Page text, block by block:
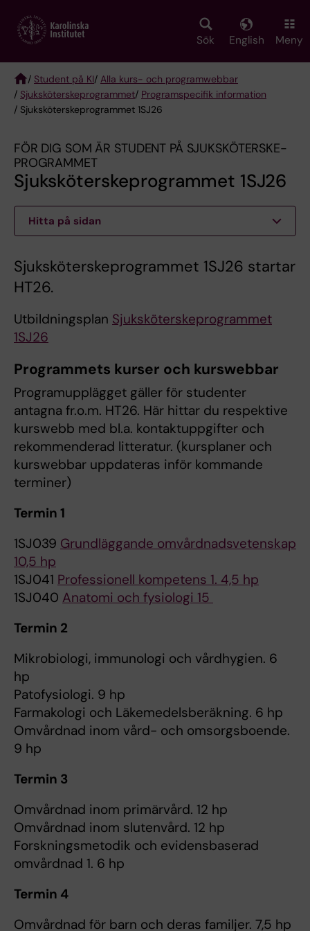
main
Sök English Meny
Breadcrumb
/ Student på KI/ Alla kurs- och programwebbar
/ Sjuksköterske­programmet/ Programspecifik information
/ Sjuksköterskeprogrammet 1SJ26
FÖR DIG SOM ÄR STUDENT PÅ SJUKSKÖTERSKE­
PROGRAMMET
Sjuksköterskeprogrammet 1SJ26
Hitta på sidan
Sjuksköterskeprogrammet 1SJ26 startar
HT26.
Utbildningsplan Sjuksköterskeprogrammet
1SJ26
Programmets kurser och kurswebbar
Programupplägget gäller för studenter
antagna fr.o.m. HT26. Här hittar du respektive
kurswebb med bl.a. kontaktuppgifter och
rekommenderad litteratur. (kursplaner och
kurswebbar uppdateras inför kommande
terminer)
Termin 1
1SJ039 Grundläggande omvårdnadsvetenskap
10,5 hp
1SJ041 Professionell kompetens 1. 4,5 hp
1SJ040 Anatomi och fysiologi 15
Termin 2
Mikrobiologi, immunologi och vårdhygien. 6
hp
Patofysiologi. 9 hp
Farmakologi och Läkemedelsberäkning. 6 hp
Omvårdnad inom vård- och omsorgsboende.
9 hp
Termin 3
Omvårdnad inom primärvård. 12 hp
Omvårdnad inom slutenvård. 12 hp
Forskningsmetodik och evidensbaserad
omvårdnad 1. 6 hp
Termin 4
Omvårdnad för barn och deras familjer. 7,5 hp